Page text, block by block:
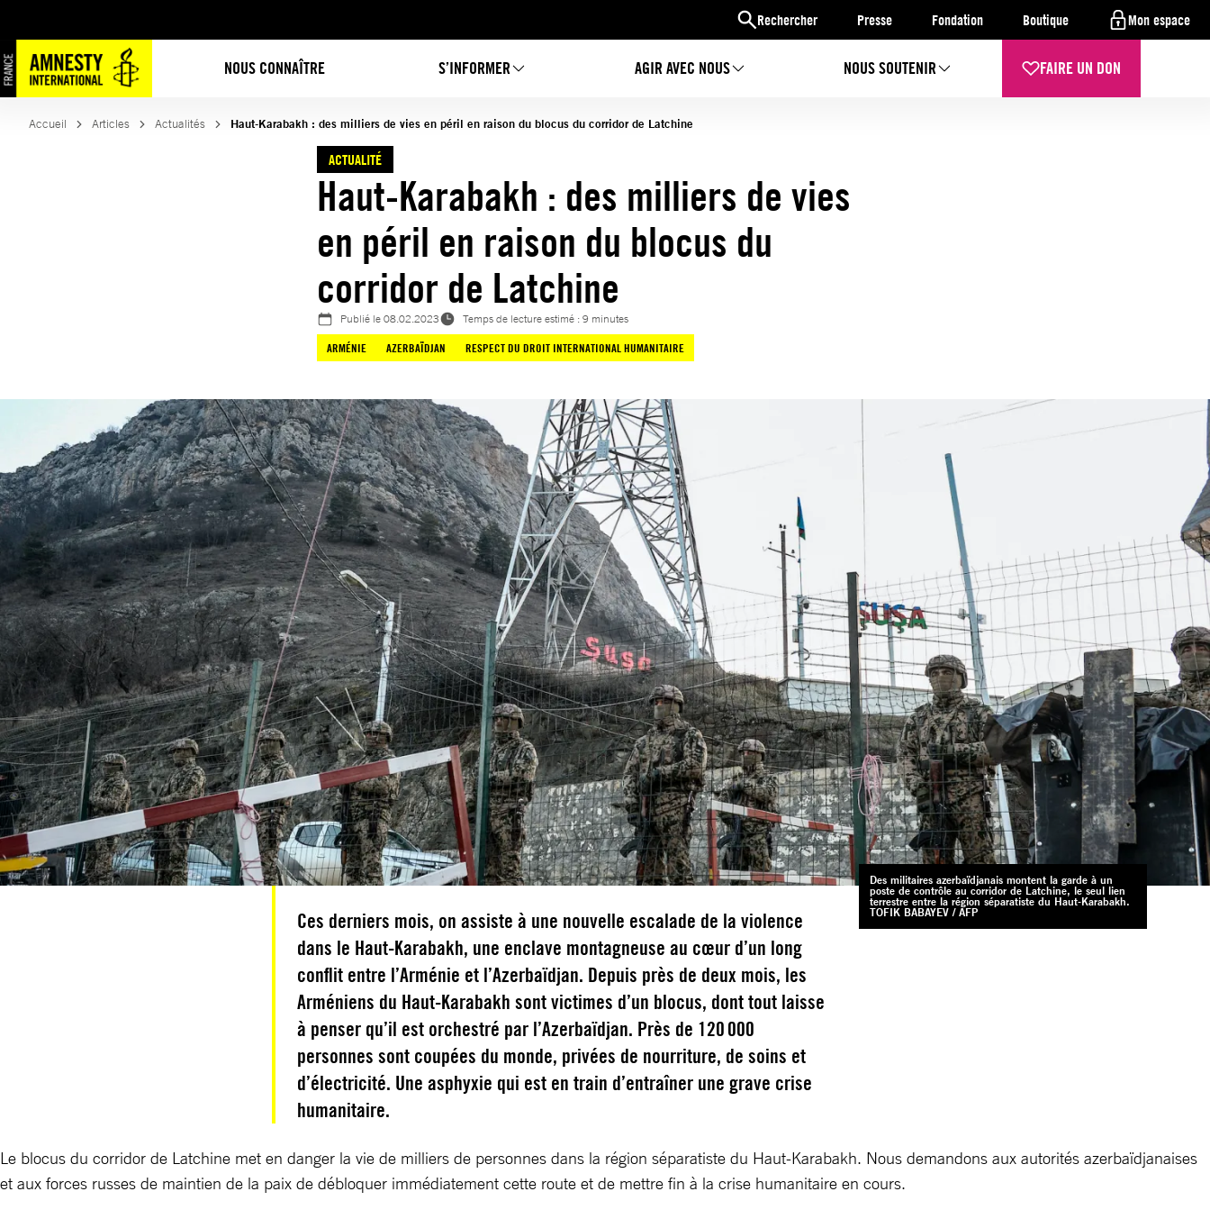
Rechercher Presse Fondation Boutique Mon espace
NOUS CONNAÎTRE S’INFORMER AGIR AVEC NOUS NOUS SOUTENIR FAIRE UN DON
au
contenu
Accueil Articles Actualités Haut-Karabakh : des milliers de vies en péril en raison du blocus du corridor de Latchine
ACTUALITÉ
Haut-Karabakh : des milliers de vies
en péril en raison du blocus du
corridor de Latchine
Publié le08.02.2023
Temps de lecture estimé : 9 minutes
ARMÉNIE
AZERBAÏDJAN RESPECT DU DROIT INTERNATIONAL HUMANITAIRE
Des militaires azerbaïdjanais montent la garde à un
poste de contrôle au corridor de Latchine, le seul lien
terrestre entre la région séparatiste du Haut-Karabakh.
TOFIK BABAYEV / AFP
Ces derniers mois, on assiste à une nouvelle escalade de la violence
dans le Haut-Karabakh, une enclave montagneuse au cœur d’un long
conflit entre l’Arménie et l’Azerbaïdjan. Depuis près de deux mois, les
Arméniens du Haut-Karabakh sont victimes d’un blocus, dont tout laisse
à penser qu’il est orchestré par l’Azerbaïdjan. Près de 120 000
personnes sont coupées du monde, privées de nourriture, de soins et
d’électricité. Une asphyxie qui est en train d’entraîner une grave crise
humanitaire.
Le blocus du corridor de Latchine met en danger la vie de milliers de personnes dans la région séparatiste du Haut-Karabakh. Nous demandons aux autorités azerbaïdjanaises
et aux forces russes de maintien de la paix de débloquer immédiatement cette route et de mettre fin à la crise humanitaire en cours.